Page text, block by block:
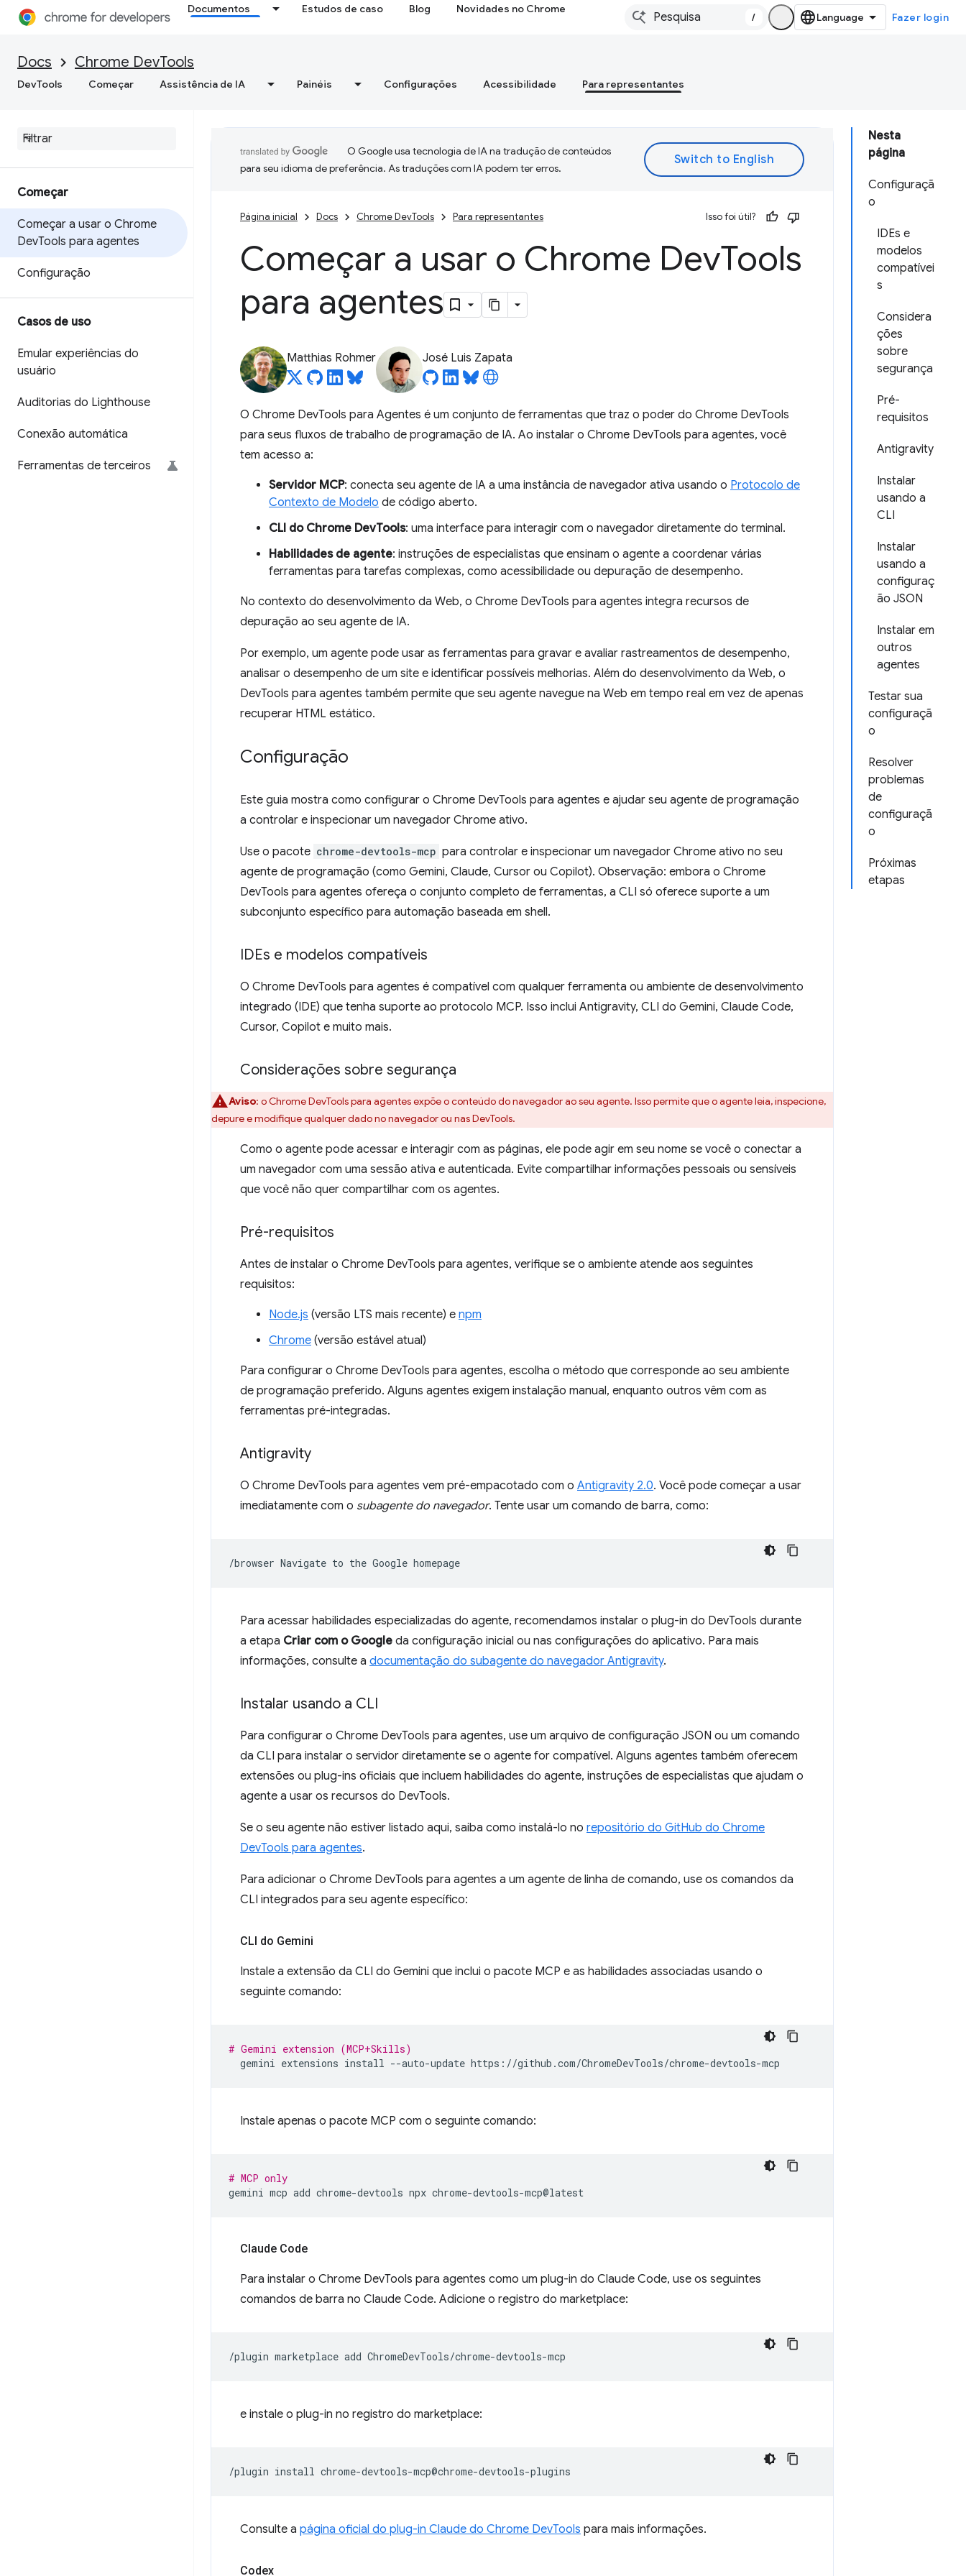
Documentos Estudos de caso Blog Novidades no Chrome
/ Fazer login
Docs Chrome DevTools
DevTools Começar Assistência de IA Painéis Configurações Acessibilidade Para representantes
Começar
Começar a usar o Chrome
DevTools para agentes
Configuração
Casos de uso
Emular experiências do
usuário
Auditorias do Lighthouse
Conexão automática
Ferramentas de terceiros
Nesta
página
Configuraçã
o
IDEs e
modelos
compatívei
s
Considera
ções
sobre
segurança
Pré-
requisitos
Antigravity
Instalar
usando a
CLI
Instalar
usando a
configuraç
ão JSON
Instalar em
outros
agentes
Testar sua
configuraçã
o
Resolver
problemas
de
configuraçã
o
Próximas
etapas
O Google usa tecnologia de IA na tradução de conteúdos
para seu idioma de preferência. As traduções com IA podem ter erros.
Página inicial Docs Chrome DevTools Para representantes Isso foi útil?
Começar a usar o Chrome DevTools
para agentes
Matthias Rohmer José Luis Zapata
O Chrome DevTools para Agentes é um conjunto de ferramentas que traz o poder do Chrome DevTools
para seus fluxos de trabalho de programação de IA. Ao instalar o Chrome DevTools para agentes, você
tem acesso a:
Servidor MCP: conecta seu agente de IA a uma instância de navegador ativa usando o Protocolo de
Contexto de Modelo de código aberto.
CLI do Chrome DevTools: uma interface para interagir com o navegador diretamente do terminal.
Habilidades de agente: instruções de especialistas que ensinam o agente a coordenar várias
ferramentas para tarefas complexas, como acessibilidade ou depuração de desempenho.
No contexto do desenvolvimento da Web, o Chrome DevTools para agentes integra recursos de
depuração ao seu agente de IA.
Por exemplo, um agente pode usar as ferramentas para gravar e avaliar rastreamentos de desempenho,
analisar o desempenho de um site e identificar possíveis melhorias. Além do desenvolvimento da Web, o
DevTools para agentes também permite que seu agente navegue na Web em tempo real em vez de apenas
recuperar HTML estático.
Configuração
Este guia mostra como configurar o Chrome DevTools para agentes e ajudar seu agente de programação
a controlar e inspecionar um navegador Chrome ativo.
Use o pacote chrome-devtools-mcp para controlar e inspecionar um navegador Chrome ativo no seu
agente de programação (como Gemini, Claude, Cursor ou Copilot). Observação: embora o Chrome
DevTools para agentes ofereça o conjunto completo de ferramentas, a CLI só oferece suporte a um
subconjunto específico para automação baseada em shell.
IDEs e modelos compatíveis
O Chrome DevTools para agentes é compatível com qualquer ferramenta ou ambiente de desenvolvimento
integrado (IDE) que tenha suporte ao protocolo MCP. Isso inclui Antigravity, CLI do Gemini, Claude Code,
Cursor, Copilot e muito mais.
Considerações sobre segurança
Aviso: o Chrome DevTools para agentes expõe o conteúdo do navegador ao seu agente. Isso permite que o agente leia, inspecione,
depure e modifique qualquer dado no navegador ou nas DevTools.
Como o agente pode acessar e interagir com as páginas, ele pode agir em seu nome se você o conectar a
um navegador com uma sessão ativa e autenticada. Evite compartilhar informações pessoais ou sensíveis
que você não quer compartilhar com os agentes.
Pré-requisitos
Antes de instalar o Chrome DevTools para agentes, verifique se o ambiente atende aos seguintes
requisitos:
Node.js (versão LTS mais recente) e npm
Chrome (versão estável atual)
Para configurar o Chrome DevTools para agentes, escolha o método que corresponde ao seu ambiente
de programação preferido. Alguns agentes exigem instalação manual, enquanto outros vêm com as
ferramentas pré-integradas.
Antigravity
O Chrome DevTools para agentes vem pré-empacotado com o Antigravity 2.0. Você pode começar a usar
imediatamente com o subagente do navegador. Tente usar um comando de barra, como:
/browser Navigate to the Google
Para acessar habilidades especializadas do agente, recomendamos instalar o plug-in do DevTools durante
a etapa Criar com o Google da configuração inicial ou nas configurações do aplicativo. Para mais
informações, consulte a documentação do subagente do navegador Antigravity.
Instalar usando a CLI
Para configurar o Chrome DevTools para agentes, use um arquivo de configuração JSON ou um comando
da CLI para instalar o servidor diretamente se o agente for compatível. Alguns agentes também oferecem
extensões ou plug-ins oficiais que incluem habilidades do agente, instruções de especialistas que ajudam o
agente a usar os recursos do DevTools.
Se o seu agente não estiver listado aqui, saiba como instalá-lo no repositório do GitHub do Chrome
DevTools para agentes.
Para adicionar o Chrome DevTools para agentes a um agente de linha de comando, use os comandos da
CLI integrados para seu agente específico:
CLI do Gemini
Instale a extensão da CLI do Gemini que inclui o pacote MCP e as habilidades associadas usando o
seguinte comando:
# Gemini extension (MCP+Skills)
gemini extensions install --auto-update
Instale apenas o pacote MCP com o seguinte comando:
# MCP only
gemini mcp add chrome-devtools npx
Claude Code
Para instalar o Chrome DevTools para agentes como um plug-in do Claude Code, use os seguintes
comandos de barra no Claude Code. Adicione o registro do marketplace:
/plugin marketplace add
e instale o plug-in no registro do marketplace:
/plugin install
Consulte a página oficial do plug-in Claude do Chrome DevTools para mais informações.
Codex